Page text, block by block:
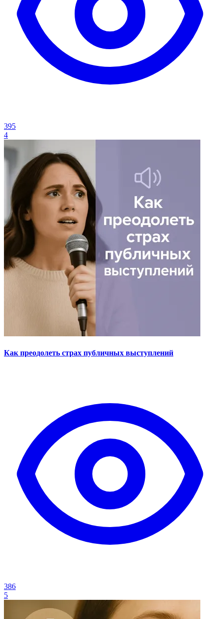
395
4
Как преодолеть страх публичных выступлений
386
5